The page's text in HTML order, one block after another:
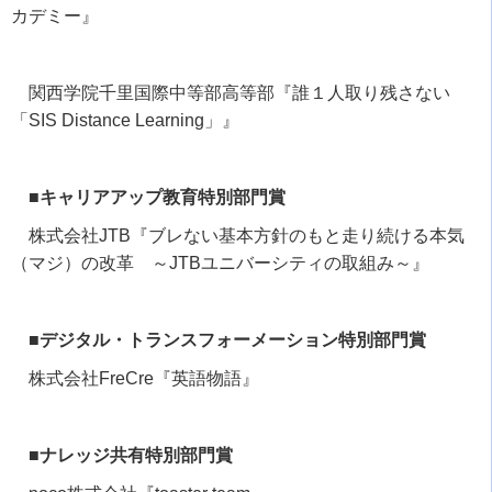
カデミー』
関西学院千里国際中等部高等部『誰１人取り残さない
「 SIS Distance Learning 」』
■キャリアアップ教育特別部門賞
株式会社JTB 『ブレない基本方針のもと走り続ける本気
（マジ）の改革 ～JTBユニバーシティの取組み～』
■デジタル・トランスフォーメーション特別部門賞
株式会社FreCre 『英語物語』
■ナレッジ共有特別部門賞